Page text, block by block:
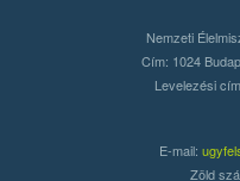
Nemzeti
Cím: 1024
Levelezési
E-mail:
Zöld